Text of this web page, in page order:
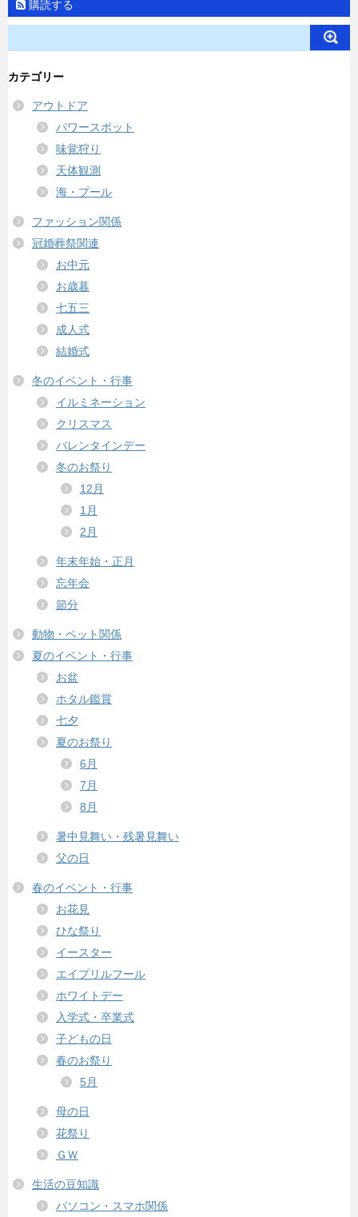
購読する
カテゴリー
アウトドア
パワースポット
味覚狩り
天体観測
海・プール
ファッション関係
冠婚葬祭関連
お中元
お歳暮
七五三
成人式
結婚式
冬のイベント・行事
イルミネーション
クリスマス
バレンタインデー
冬のお祭り
12月
1月
2月
年末年始・正月
忘年会
節分
動物・ペット関係
夏のイベント・行事
お盆
ホタル鑑賞
七夕
夏のお祭り
6月
7月
8月
暑中見舞い・残暑見舞い
父の日
春のイベント・行事
お花見
ひな祭り
イースター
エイプリルフール
ホワイトデー
入学式・卒業式
子どもの日
春のお祭り
5月
母の日
花祭り
ＧＷ
生活の豆知識
パソコン・スマホ関係